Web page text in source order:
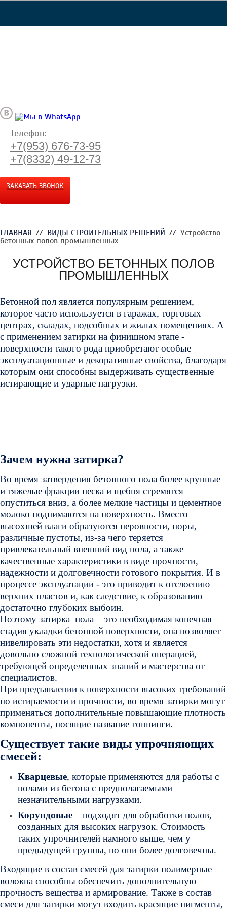
Телефон:
+7(953) 676-73-95
+7(8332) 49-12-73
ЗАКАЗАТЬ ЗВОНОК
ГЛАВНАЯ // ВИДЫ СТРОИТЕЛЬНЫХ РЕШЕНИЙ // Устройство
бетонных полов промышленных
УСТРОЙСТВО БЕТОННЫХ ПОЛОВ
ПРОМЫШЛЕННЫХ
Бетонной пол является популярным решением,
которое часто используется в гаражах, торговых
центрах, складах, подсобных и жилых помещениях. А
с применением затирки на финишном этапе -
поверхности такого рода приобретают особые
эксплуатационные и декоративные свойства, благодаря
которым они способны выдерживать существенные
истирающие и ударные нагрузки.
Зачем нужна затирка?
Во время затвердения бетонного пола более крупные
и тяжелые фракции песка и щебня стремятся
опуститься вниз, а более мелкие частицы и цементное
молоко поднимаются на поверхность. Вместо
высохшей влаги образуются неровности, поры,
различные пустоты, из-за чего теряется
привлекательный внешний вид пола, а также
качественные характеристики в виде прочности,
надежности и долговечности готового покрытия. И в
процессе эксплуатации - это приводит к отслоению
верхних пластов и, как следствие, к образованию
достаточно глубоких выбоин.
Поэтому затирка пола – это необходимая конечная
стадия укладки бетонной поверхности, она позволяет
нивелировать эти недостатки, хотя и является
довольно сложной технологической операцией,
требующей определенных знаний и мастерства от
специалистов.
При предъявлении к поверхности высоких требований
по истираемости и прочности, во время затирки могут
применяться дополнительные повышающие плотность
компоненты, носящие название топпинги.
Существует такие виды упрочняющих
смесей:
Кварцевые, которые применяются для работы с
полами из бетона с предполагаемыми
незначительными нагрузками.
Корундовые– подходят для обработки полов,
созданных для высоких нагрузок. Стоимость
таких упрочнителей намного выше, чем у
предыдущей группы, но они более долговечны.
Входящие в состав смесей для затирки полимерные
волокна способны обеспечить дополнительную
прочность вещества и армирование. Также в состав
смеси для затирки могут входить красящие пигменты,